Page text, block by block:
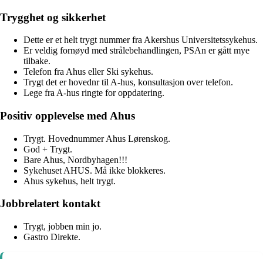
Trygghet og sikkerhet
Dette er et helt trygt nummer fra Akershus Universitetssykehus.
Er veldig fornøyd med strålebehandlingen, PSAn er gått mye
tilbake.
Telefon fra Ahus eller Ski sykehus.
Trygt det er hovednr til A-hus, konsultasjon over telefon.
Lege fra A-hus ringte for oppdatering.
Positiv opplevelse med Ahus
Trygt. Hovednummer Ahus Lørenskog.
God + Trygt.
Bare Ahus, Nordbyhagen!!!
Sykehuset AHUS. Må ikke blokkeres.
Ahus sykehus, helt trygt.
Jobbrelatert kontakt
Trygt, jobben min jo.
Gastro Direkte.